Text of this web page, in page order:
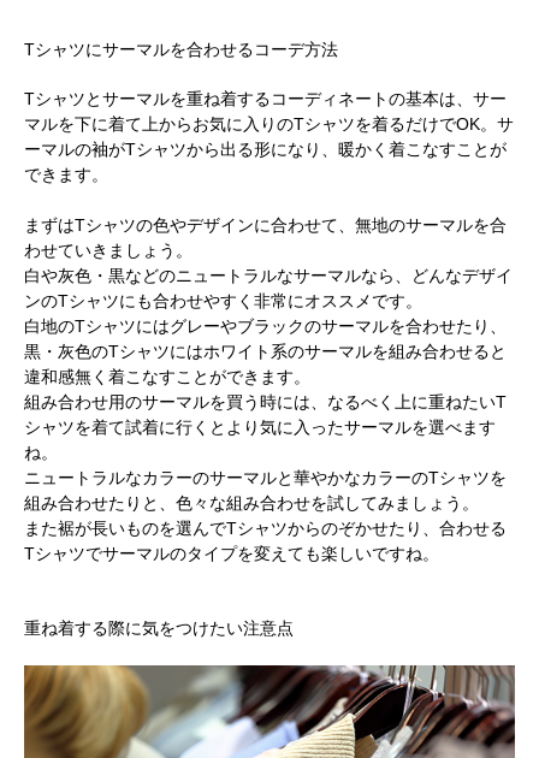
Tシャツにサーマルを合わせるコーデ方法
Tシャツとサーマルを重ね着するコーディネートの基本は、サー
マルを下に着て上からお気に入りのTシャツを着るだけでOK。サ
ーマルの袖がTシャツから出る形になり、暖かく着こなすことが
できます。
まずはTシャツの色やデザインに合わせて、無地のサーマルを合
わせていきましょう。
白や灰色・黒などのニュートラルなサーマルなら、どんなデザイ
ンのTシャツにも合わせやすく非常にオススメです。
白地のTシャツにはグレーやブラックのサーマルを合わせたり、
黒・灰色のTシャツにはホワイト系のサーマルを組み合わせると
違和感無く着こなすことができます。
組み合わせ用のサーマルを買う時には、なるべく上に重ねたいT
シャツを着て試着に行くとより気に入ったサーマルを選べます
ね。
ニュートラルなカラーのサーマルと華やかなカラーのTシャツを
組み合わせたりと、色々な組み合わせを試してみましょう。
また裾が長いものを選んでTシャツからのぞかせたり、合わせる
Tシャツでサーマルのタイプを変えても楽しいですね。
重ね着する際に気をつけたい注意点